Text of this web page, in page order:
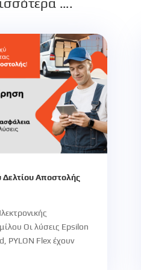
Αποστολής
Οι λύσεις Epsilon
PYLON Flex έχουν